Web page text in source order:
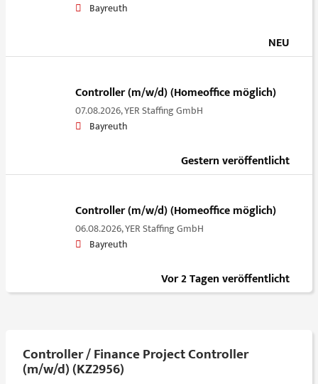
Bayreuth
NEU
Controller (m/w/d) (Homeoffice möglich)
07.08.2026,YER Staffing GmbH
Bayreuth
Gestern veröffentlicht
Controller (m/w/d) (Homeoffice möglich)
06.08.2026,YER Staffing GmbH
Bayreuth
Vor 2 Tagen veröffentlicht
Controller / Finance Project Controller
(m/w/d) (KZ2956)